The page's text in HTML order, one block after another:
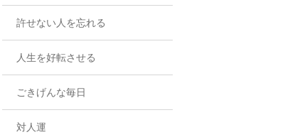
許せない人を忘れる
人生を好転させる
ごきげんな毎日
対人運